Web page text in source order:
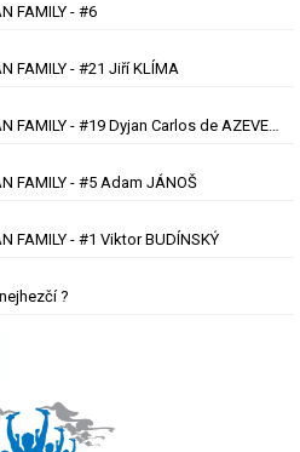
FAMILY - #6
FAMILY - #21 Jiří KLÍMA
Dražba hráčských dresů SILESIAN FAMILY - #19 Dyjan Carlos de AZEVEDO
FAMILY - #5 Adam JÁNOŠ
FAMILY - #1 Viktor BUDÍNSKÝ
?